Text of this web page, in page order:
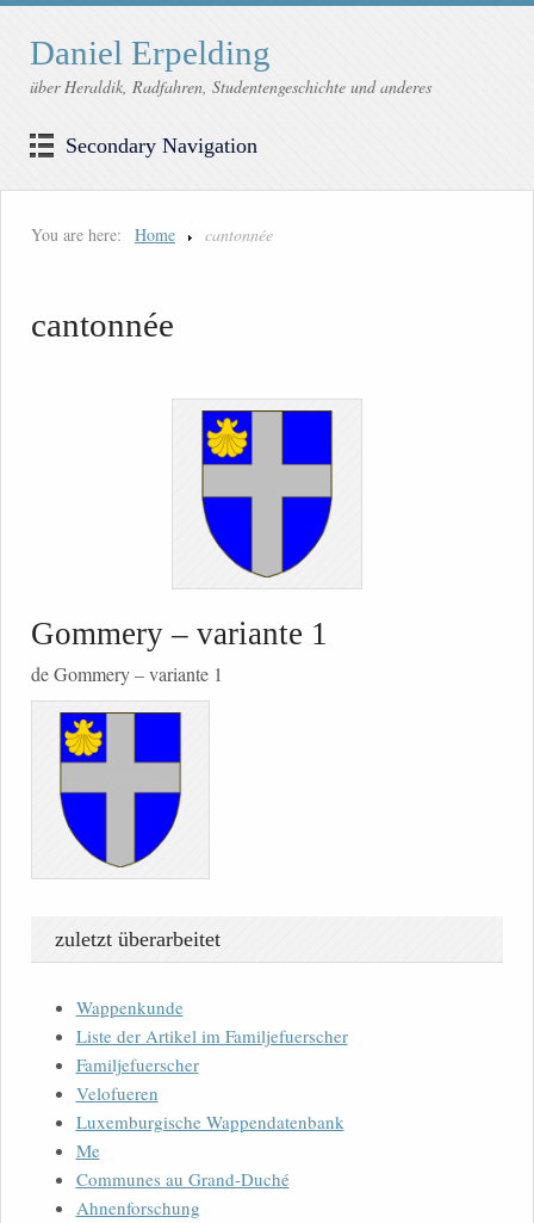
Daniel Erpelding
über Heraldik, Radfahren, Studentengeschichte und anderes
Secondary Navigation
You are here: Home cantonnée
cantonnée
Gommery – variante 1
de Gommery – variante 1
zuletzt überarbeitet
Wappenkunde
Liste der Artikel im Familjefuerscher
Familjefuerscher
Velofueren
Luxemburgische Wappendatenbank
Me
Communes au Grand-Duché
Ahnenforschung